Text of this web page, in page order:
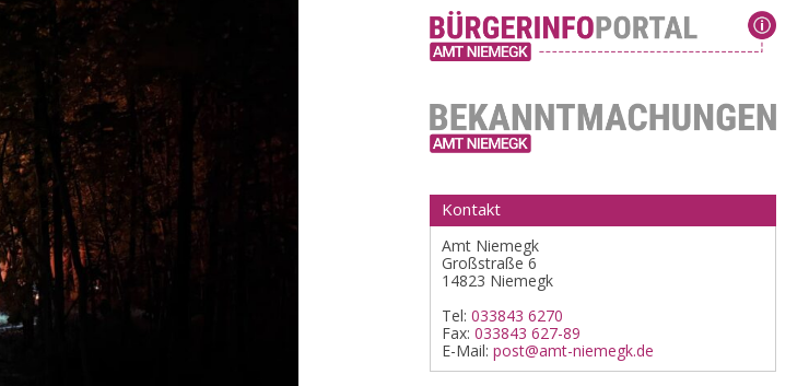
Kontakt
Amt Niemegk
Großstraße 6
14823 Niemegk
Tel: 033843 6270
Fax: 033843 627-89
E-Mail: post@amt-niemegk.de